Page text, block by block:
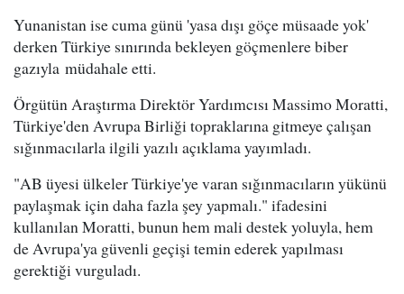
Yunanistan ise cuma günü 'yasa dışı göçe müsaade yok'
derken Türkiye sınırında bekleyen göçmenlere biber
gazıyla müdahale etti.
Örgütün Araştırma Direktör Yardımcısı Massimo Moratti,
Türkiye'den Avrupa Birliği topraklarına gitmeye çalışan
sığınmacılarla ilgili yazılı açıklama yayımladı.
"AB üyesi ülkeler Türkiye'ye varan sığınmacıların yükünü
paylaşmak için daha fazla şey yapmalı." ifadesini
kullanılan Moratti, bunun hem mali destek yoluyla, hem
de Avrupa'ya güvenli geçişi temin ederek yapılması
gerektiği vurguladı.